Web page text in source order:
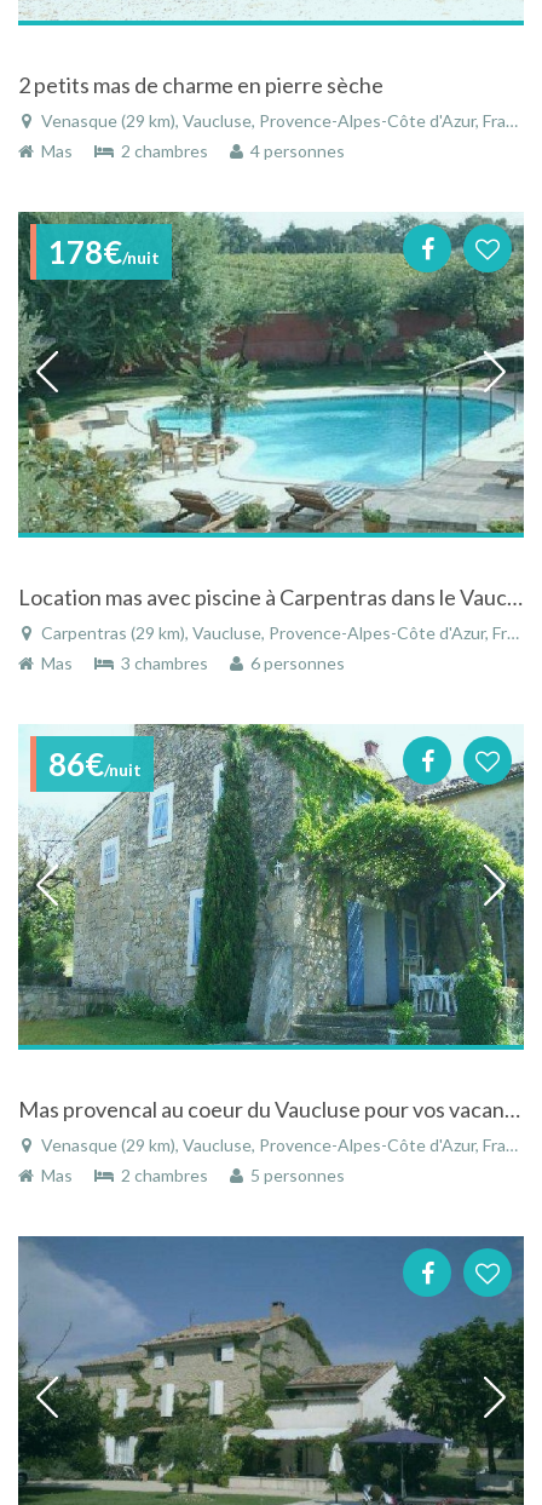
2 petits mas de charme en pierre sèche
Venasque (29 km), Vaucluse, Provence-Alpes-Côte d'Azur, France
Mas
2 chambres 4 personnes
178€/nuit
Location mas avec piscine à Carpentras dans le Vaucluse avec vue sur le Mont Ventoux
Carpentras (29 km), Vaucluse, Provence-Alpes-Côte d'Azur, France
Mas
3 chambres 6 personnes
86€/nuit
Mas provencal au coeur du Vaucluse pour vos vacances en Provence
Venasque (29 km), Vaucluse, Provence-Alpes-Côte d'Azur, France
Mas
2 chambres 5 personnes